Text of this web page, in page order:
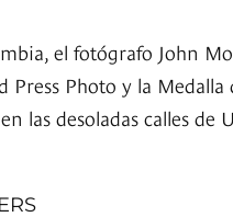
el fotógrafo John
Press Photo y la
las desoladas calles de